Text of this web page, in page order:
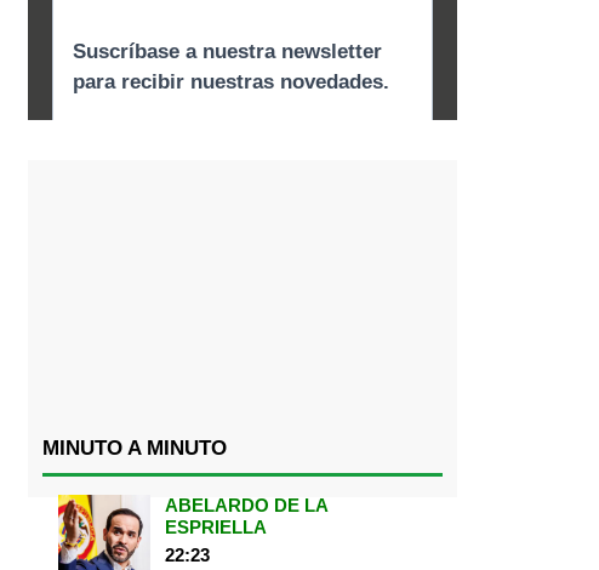
MINUTO A MINUTO
ABELARDO DE LA
ESPRIELLA
22:23